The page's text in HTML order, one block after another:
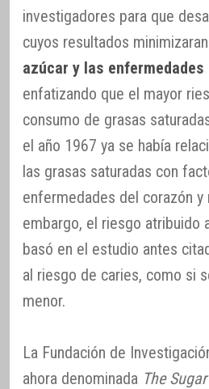
investigadores para que
cuyos resultados
azúcar y las
enfatizando que el mayor
consumo de grasas
el año 1967 ya se había
las grasas saturadas con
enfermedades del corazón
embargo, el riesgo atribuido
basó en el estudio antes
al riesgo de caries, como si
menor.
La Fundación de
ahora denominada The